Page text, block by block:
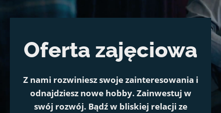
Oferta zajęciowa
Z nami rozwiniesz swoje zainteresowania i
odnajdziesz nowe hobby. Zainwestuj w
swój rozwój. Bądź w bliskiej relacji ze